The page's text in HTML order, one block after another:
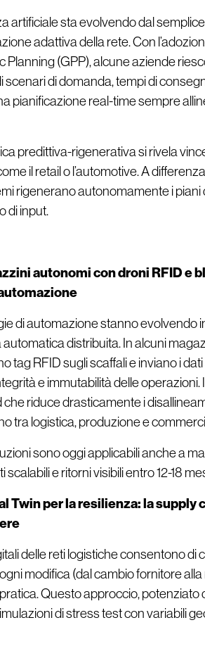
system
artificiale sta evolvendo dal
adattiva della rete. Con
Planning (GPP), alcune aziende
scenari di domanda, tempi di
pianificazione real-time sempre
predittiva-rigenerativa si rivela
il retail o l’automotive. A
rigenerano autonomamente i
di input.
autonomi con droni RFID e
di automazione stanno evolvendo
distribuita. In alcuni
tag RFID sugli scaffali e inviano i
e immutabilità delle operazioni.
riduce drasticamente i
tra logistica, produzione e
sono oggi applicabili anche a
scalabili e ritorni visibili entro 12-18
Twin per la resilienza: la supply
delle reti logistiche consentono di
modifica (dal cambio fornitore
Questo approccio, potenziato
di stress test con variabili